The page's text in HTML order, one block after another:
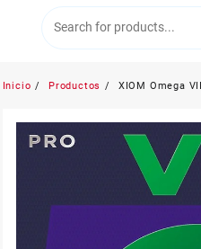
Inicio Productos XIOM Omega